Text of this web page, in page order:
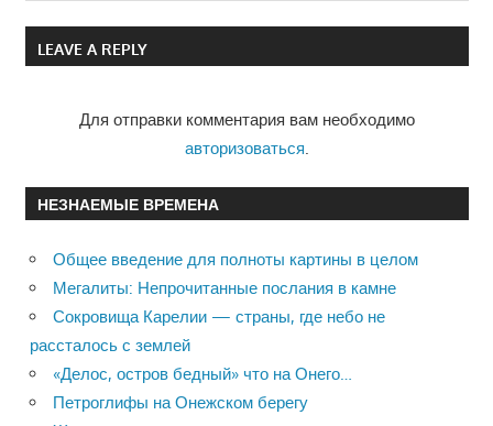
по
записям
LEAVE A REPLY
Для отправки комментария вам необходимо
авторизоваться
НЕЗНАЕМЫЕ ВРЕМЕНА
Общее введение для полноты картины в целом
Мегалиты: Непрочитанные послания в камне
Сокровища Карелии — страны, где небо не
рассталось с землей
«Делос, остров бедный» что на Онего…
Петроглифы на Онежском берегу